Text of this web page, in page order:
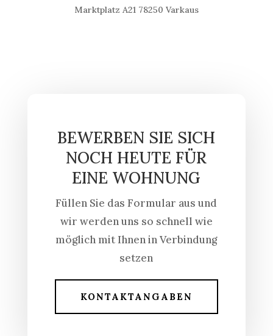
Marktplatz A21 78250 Varkaus
BEWERBEN SIE SICH
NOCH HEUTE FÜR
EINE WOHNUNG
Füllen Sie das Formular aus und
wir werden uns so schnell wie
möglich mit Ihnen in Verbindung
setzen
KONTAKTANGABEN